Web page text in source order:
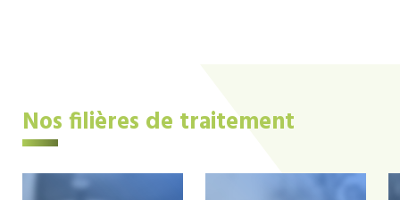
Nos filières de traitement